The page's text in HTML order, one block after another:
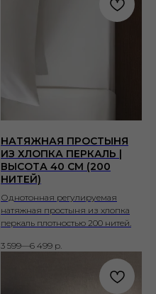
НАТЯЖНАЯ ПРОСТЫНЯ
ИЗ ХЛОПКА ПЕРКАЛЬ |
ВЫСОТА 40 СМ (200
НИТЕЙ)
Однотонная регулируемая
натяжная простыня из хлопка
перкаль плотностью 200 нитей.
3 599—6 499 р.